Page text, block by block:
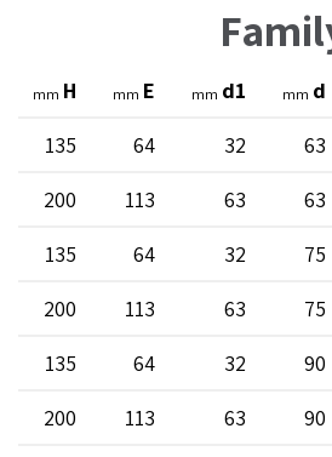
d
mm
d1
mm
E
mm
H
mm
63
32
64
135
63
63
113
200
75
32
64
135
75
63
113
200
90
32
64
135
90
63
113
200